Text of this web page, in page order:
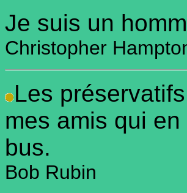
Je suis un
Christopher
Les
mes amis qui
bus.
Bob Rubin